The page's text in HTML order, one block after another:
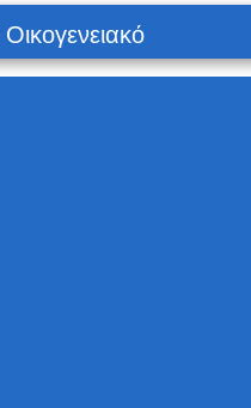
Οικογενειακό